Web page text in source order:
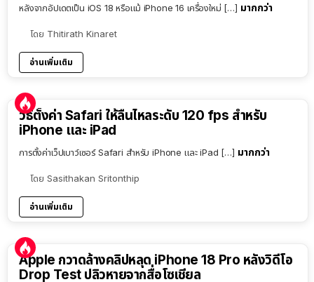
หลังจากอัปเดตเป็น iOS 18 หรือแม้ iPhone 16 เครื่องใหม่ […] มากกว่า
โดย Thitirath Kinaret
อ่านเพิ่มเติม
วิธีตั้งค่า Safari ให้ลื่นไหลระดับ 120 fps สำหรับ
iPhone และ iPad
การตั้งค่าเว็ปเบาว์เซอร์ Safari สำหรับ iPhone และ iPad […] มากกว่า
โดย Sasithakan Sritonthip
อ่านเพิ่มเติม
Apple กวาดล้างคลิปหลุด iPhone 18 Pro หลังวิดีโอ
Drop Test ปลิวหายจากสื่อโซเชียล